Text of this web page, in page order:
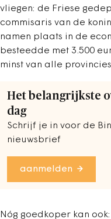
vliegen: de Friese
commisaris van de
namen plaats in de
besteedde met 3.500
minst van alle provincies
Het belangrijkste
dag
Schrijf je in voor de
nieuwsbrief
aanmelden
Nóg goedkoper kan